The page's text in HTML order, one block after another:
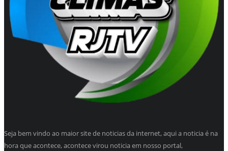
Seja bem vindo ao maior site de noticias da internet, aqui a noticia é na
hora que acontece, acontece virou noticia em nosso portal,